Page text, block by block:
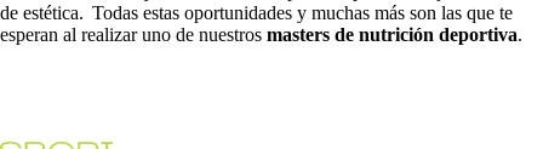
de estética. Todas estas oportunidades y muchas más son las que te
esperan al realizar uno de nuestros masters de nutrición deportiva.